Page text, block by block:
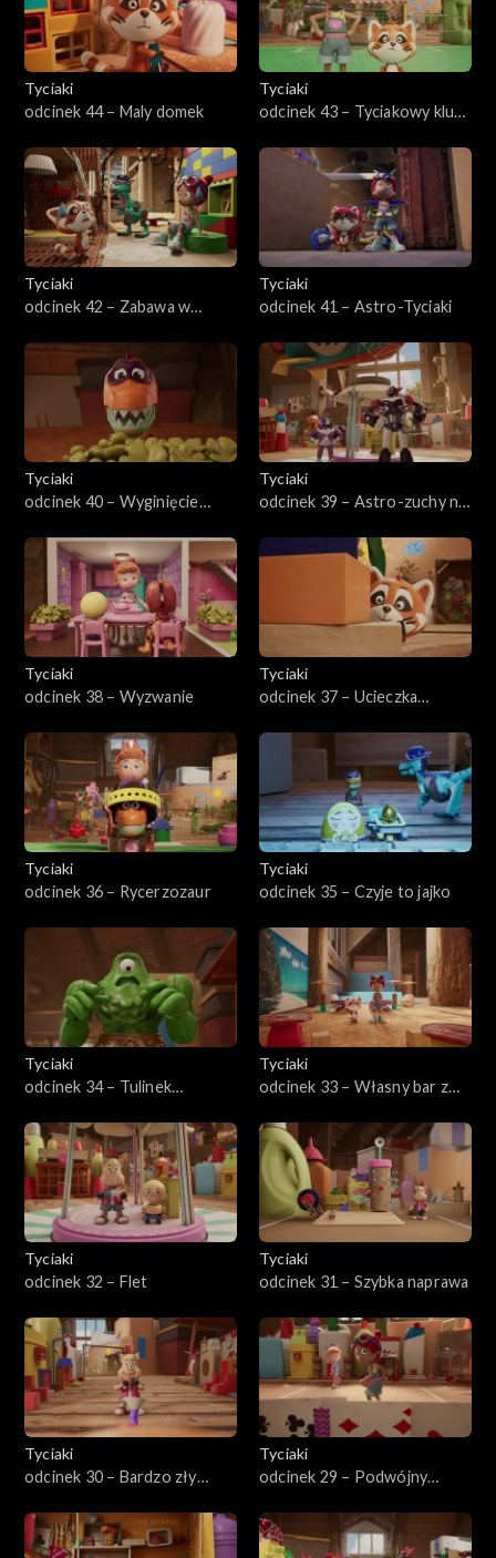
Tyciaki
odcinek 44 – Maly domek
Tyciaki
odcinek 43 – Tyciakowy klub
Tyciaki
odcinek 42 – Zabawa w
Tyciaki
odcinek 41 – Astro-Tyciaki
Tyciaki
odcinek 40 – Wyginięcie
Tyciaki
odcinek 39 – Astro-zuchy na
Tyciaki
odcinek 38 – Wyzwanie
Tyciaki
odcinek 37 – Ucieczka
Tyciaki
odcinek 36 – Rycerzozaur
Tyciaki
odcinek 35 – Czyje to jajko
Tyciaki
odcinek 34 – Tulinek
Tyciaki
odcinek 33 – Własny bar z
Tyciaki
odcinek 32 – Flet
Tyciaki
odcinek 31 – Szybka naprawa
Tyciaki
odcinek 30 – Bardzo zły
Tyciaki
odcinek 29 – Podwójny